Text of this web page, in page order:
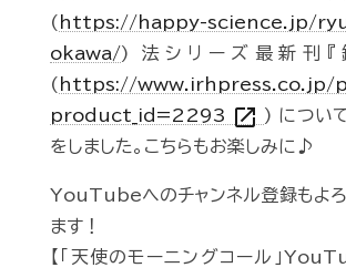
( https://happy-science.jp/
okawa/) 法シリーズ最新刊『
( https://
product_id=2293 open_in_new ) につい
をしました。こちらもお楽しみに♪
YouTubeへのチャンネル登録もよろ
ます！
【「天使のモーニングコール」